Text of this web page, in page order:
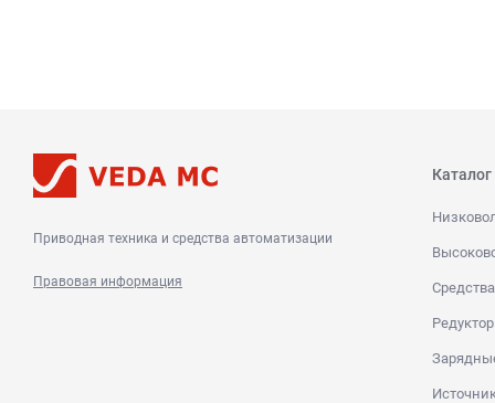
Приводная техника и средства автоматизации
Правовая информация